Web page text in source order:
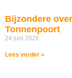
Bijzondere
Tonnenpoort
24 juni 2026
Lees verder »